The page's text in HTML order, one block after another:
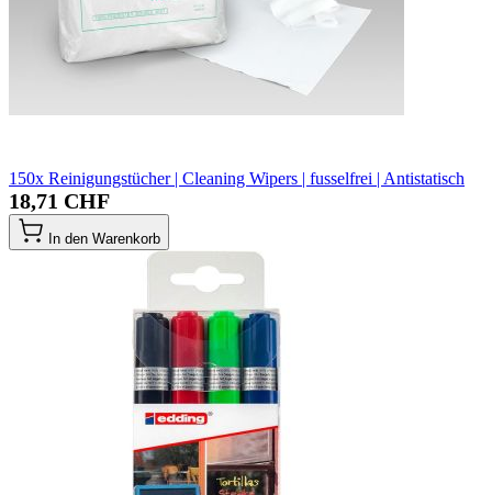
150x Reinigungstücher | Cleaning Wipers | fusselfrei | Antistatisch
18,71 CHF
In den Warenkorb